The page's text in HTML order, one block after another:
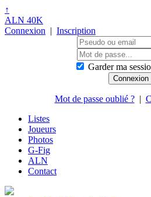
↑
ALN 40K
Connexion | Inscription
Garder ma
Mot de passe oublié ?|
Listes
Joueurs
Photos
G-Fig
ALN
Contact